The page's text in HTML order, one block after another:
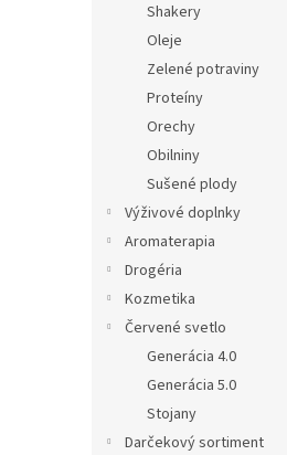
Shakery
Oleje
Zelené potraviny
Proteíny
Orechy
Obilniny
Sušené plody
Výživové doplnky
Aromaterapia
Drogéria
Kozmetika
Červené svetlo
Generácia 4.0
Generácia 5.0
Stojany
Darčekový sortiment